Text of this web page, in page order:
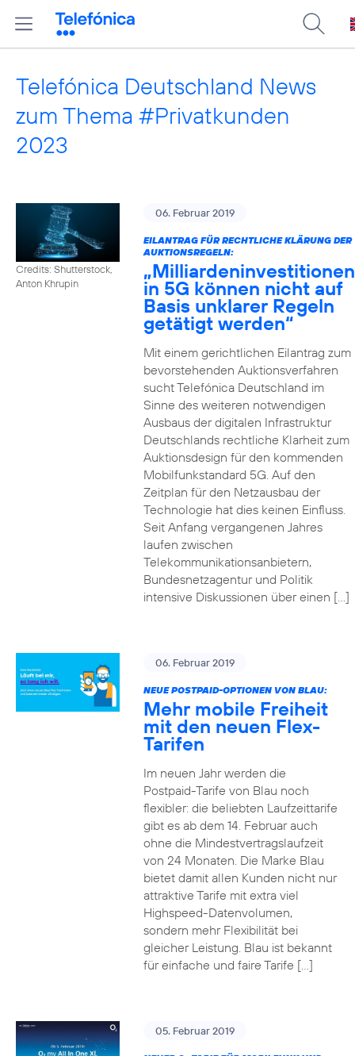
Telefónica Deutschland News
zum Thema #Privatkunden
2023
Credits: Shutterstock,
Anton Khrupin
06. Februar 2019
EILANTRAG FÜR RECHTLICHE KLÄRUNG DER
AUKTIONSREGELN:
„Milliardeninvestitionen
in 5G können nicht auf
Basis unklarer Regeln
getätigt werden“
Mit einem gerichtlichen Eilantrag zum
bevorstehenden Auktionsverfahren
sucht Telefónica Deutschland im
Sinne des weiteren notwendigen
Ausbaus der digitalen Infrastruktur
Deutschlands rechtliche Klarheit zum
Auktionsdesign für den kommenden
Mobilfunkstandard 5G. Auf den
Zeitplan für den Netzausbau der
Technologie hat dies keinen Einfluss.
Seit Anfang vergangenen Jahres
laufen zwischen
Telekommunikationsanbietern,
Bundesnetzagentur und Politik
intensive Diskussionen über einen […]
06. Februar 2019
NEUE POSTPAID-OPTIONEN VON BLAU:
Mehr mobile Freiheit
mit den neuen Flex-
Tarifen
Im neuen Jahr werden die
Postpaid-Tarife von Blau noch
flexibler: die beliebten Laufzeittarife
gibt es ab dem 14. Februar auch
ohne die Mindestvertragslaufzeit
von 24 Monaten. Die Marke Blau
bietet damit allen Kunden nicht nur
attraktive Tarife mit extra viel
Highspeed-Datenvolumen,
sondern mehr Flexibilität bei
gleicher Leistung. Blau ist bekannt
für einfache und faire Tarife […]
05. Februar 2019